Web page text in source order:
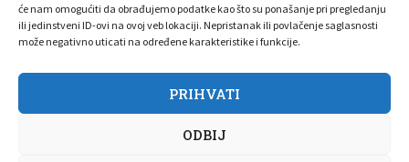
će nam omogućiti da obrađujemo podatke kao što su ponašanje pri pregledanju
ili jedinstveni ID-ovi na ovoj veb lokaciji. Nepristanak ili povlačenje saglasnosti
može negativno uticati na određene karakteristike i funkcije.
PRIHVATI
ODBIJ
O nama Marketing Kontakt FAQ
Privatnost korisnika
Pravila korišćenja